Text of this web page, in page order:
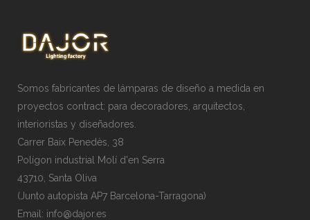
Somos fabricantes de lámparas de diseño a medida en
proyectos contract: para decoradores, arquitectos,
interioristas y diseñadores.
Carrer Baix Penedès, 38
Polígon industrial Molí d'en Serra
43710, Santa Oliva
(Junto autopista AP7 Barcelona-Tarragona)
Email: info@dajor.es